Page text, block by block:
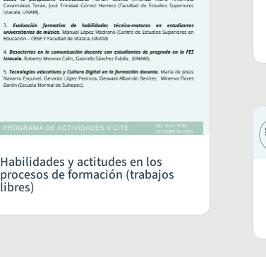
Habilidades y actitudes en los
procesos de formación (trabajos
libres)